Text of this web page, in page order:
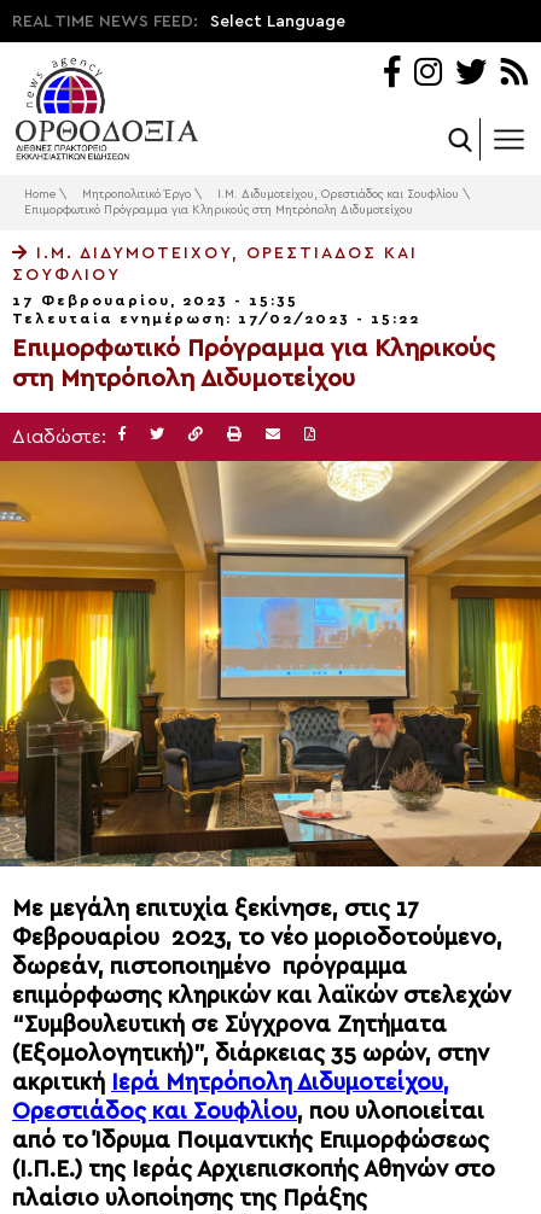
REAL TIME NEWS FEED: Select Language
Home \ Μητροπολιτικό Έργο \ Ι.Μ. Διδυμοτείχου, Ορεστιάδος και Σουφλίου \
Επιμορφωτικό Πρόγραμμα για Κληρικούς στη Μητρόπολη Διδυμοτείχου
Ι.Μ. ΔΙΔΥΜΟΤΕΊΧΟΥ, ΟΡΕΣΤΙΆΔΟΣ ΚΑΙ
ΣΟΥΦΛΊΟΥ
17 Φεβρουαρίου, 2023 - 15:35
Τελευταία ενημέρωση: 17/02/2023 - 15:22
Επιμορφωτικό Πρόγραμμα για Κληρικούς
στη Μητρόπολη Διδυμοτείχου
Διαδώστε:
Με μεγάλη επιτυχία ξεκίνησε, στις 17
Φεβρουαρίου 2023, το νέο μοριοδοτούμενο,
δωρεάν, πιστοποιημένο πρόγραμμα
επιμόρφωσης κληρικών και λαϊκών στελεχών
“Συμβουλευτική σε Σύγχρονα Ζητήματα
(Εξομολογητική)”, διάρκειας 35 ωρών, στην
ακριτική
Ιερά Μητρόπολη Διδυμοτείχου,
Ορεστιάδος και Σουφλίου, που υλοποιείται
από το Ίδρυμα Ποιμαντικής Επιμορφώσεως
(Ι.Π.Ε.) της Ιεράς Αρχιεπισκοπής Αθηνών στο
πλαίσιο υλοποίησης της Πράξης